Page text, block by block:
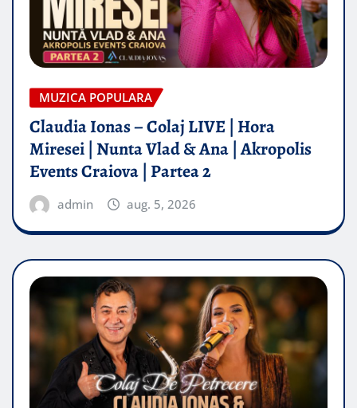
MUZICA POPULARA
Claudia Ionas – Colaj LIVE | Hora
Miresei | Nunta Vlad & Ana | Akropolis
Events Craiova | Partea 2
admin aug. 5, 2026